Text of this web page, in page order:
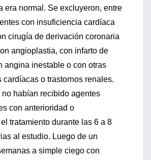
era normal. Se excluyeron, entre
con insuficiencia cardíaca
cirugía de derivación coronaria
angioplastia, con infarto de
angina inestable o con otras
cardíacas o trastornos renales.
no habían recibido agentes
con anterioridad o
tratamiento durante las 6 a 8
al estudio. Luego de un
a simple ciego con